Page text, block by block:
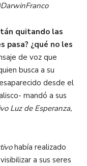
quitando las
pasa? ¿qué no les
de voz que
busca a su
desde el
mandó a sus
Luz de Esperanza,
había realizado
a sus seres